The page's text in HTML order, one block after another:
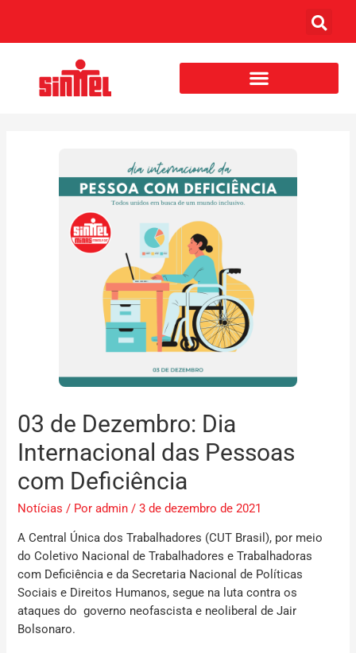
03 de Dezembro: Dia
Internacional das Pessoas
com Deficiência
Notícias / Poradmin /3 de dezembro de 2021
A Central Única dos Trabalhadores (CUT Brasil), por meio
do Coletivo Nacional de Trabalhadores e Trabalhadoras
com Deficiência e da Secretaria Nacional de Políticas
Sociais e Direitos Humanos, segue na luta contra os
ataques do governo neofascista e neoliberal de Jair
Bolsonaro.